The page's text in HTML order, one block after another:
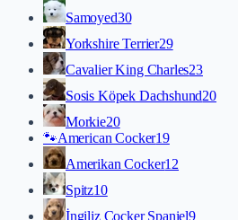
Samoyed30
Yorkshire Terrier29
Cavalier King Charles23
Sosis Köpek Dachshund20
Morkie20
🐾American Cocker19
Amerikan Cocker12
Spitz10
İngiliz Cocker Spaniel9